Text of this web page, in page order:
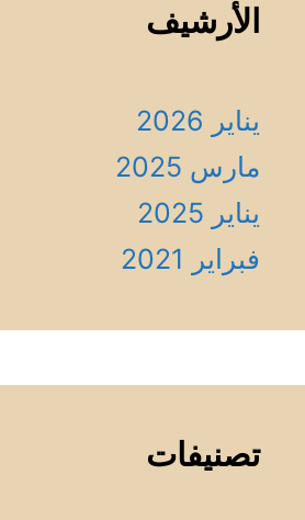
الأرشيف
يناير 2026
مارس 2025
يناير 2025
فبراير 2021
تصنيفات